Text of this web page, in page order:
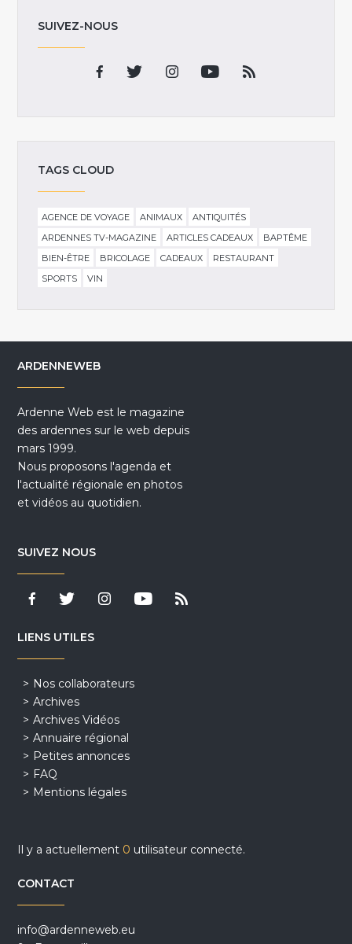
SUIVEZ-NOUS
TAGS CLOUD
AGENCE DE VOYAGE ANIMAUX
ANTIQUITÉS
ARDENNES TV-MAGAZINE
ARTICLES CADEAUX
BAPTÊME
BIEN-ÊTRE
BRICOLAGE CADEAUX
RESTAURANT
SPORTS
VIN
ARDENNEWEB
Ardenne Web est le magazine
des ardennes sur le web depuis
mars 1999.
Nous proposons l'agenda et
l'actualité régionale en photos
et vidéos au quotidien.
SUIVEZ NOUS
LIENS UTILES
Nos collaborateurs
Archives
Archives Vidéos
Annuaire régional
Petites annonces
FAQ
Mentions légales
Il y a actuellement 0 utilisateur connecté.
CONTACT
info@ardenneweb.eu